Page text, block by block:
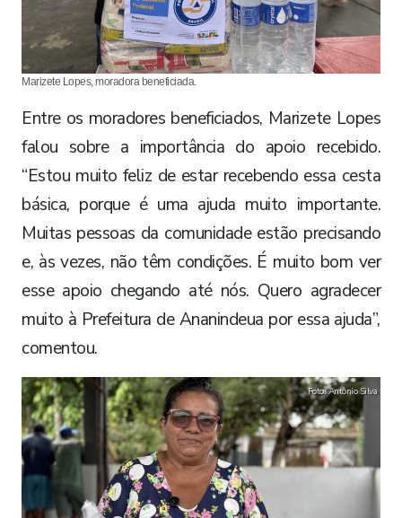
Marizete Lopes, moradora beneficiada.
Entre os moradores beneficiados, Marizete Lopes
falou sobre a importância do apoio recebido.
“Estou muito feliz de estar recebendo essa cesta
básica, porque é uma ajuda muito importante.
Muitas pessoas da comunidade estão precisando
e, às vezes, não têm condições. É muito bom ver
esse apoio chegando até nós. Quero agradecer
muito à Prefeitura de Ananindeua por essa ajuda”,
comentou.
Foto: Antônio Silva